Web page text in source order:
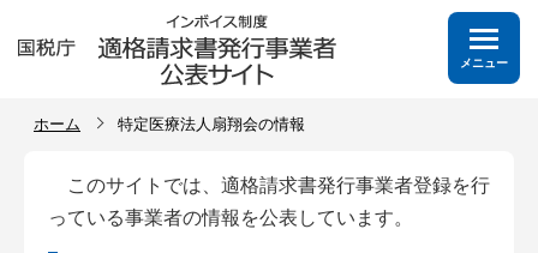
メニュー
ホーム 特定医療法人扇翔会の情報
このサイトでは、適格請求書発行事業者登録を行
っている事業者の情報を公表しています。